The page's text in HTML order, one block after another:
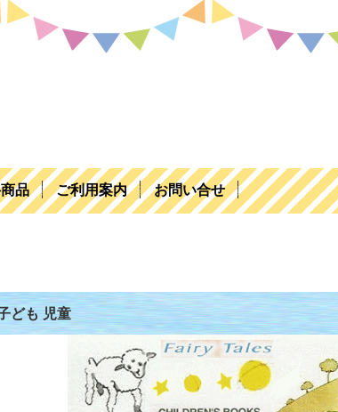
品 ご利用案内 お問い合せ
ども 児童